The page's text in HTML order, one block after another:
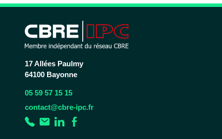
17 Allées Paulmy
64100 Bayonne
05 59 57 15 15
contact@cbre-ipc.fr